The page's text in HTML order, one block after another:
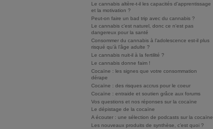
Le cannabis altère-t-il les capacités d'apprentissage
et la motivation ?
Peut-on faire un bad trip avec du cannabis ?
Le cannabis c'est naturel, donc ce n'est pas
dangereux pour la santé
Consommer du cannabis à l’adolescence est-il plus
risqué qu’à l’âge adulte ?
Le cannabis nuit-il à la fertilité ?
Le cannabis donne faim !
Cocaïne : les signes que votre consommation
dérape
Cocaïne : des risques accrus pour le coeur
Cocaïne : entraide et soutien grâce aux forums
Vos questions et nos réponses sur la cocaïne
Le dépistage de la cocaïne
A écouter : une sélection de podcasts sur la cocaïne
Les nouveaux produits de synthèse, c’est quoi ?